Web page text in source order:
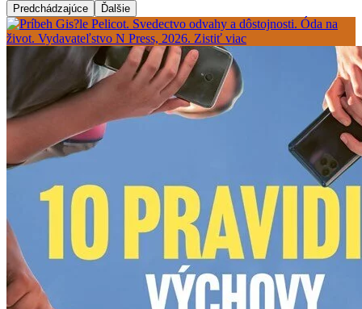
Predchádzajúce Ďalšie